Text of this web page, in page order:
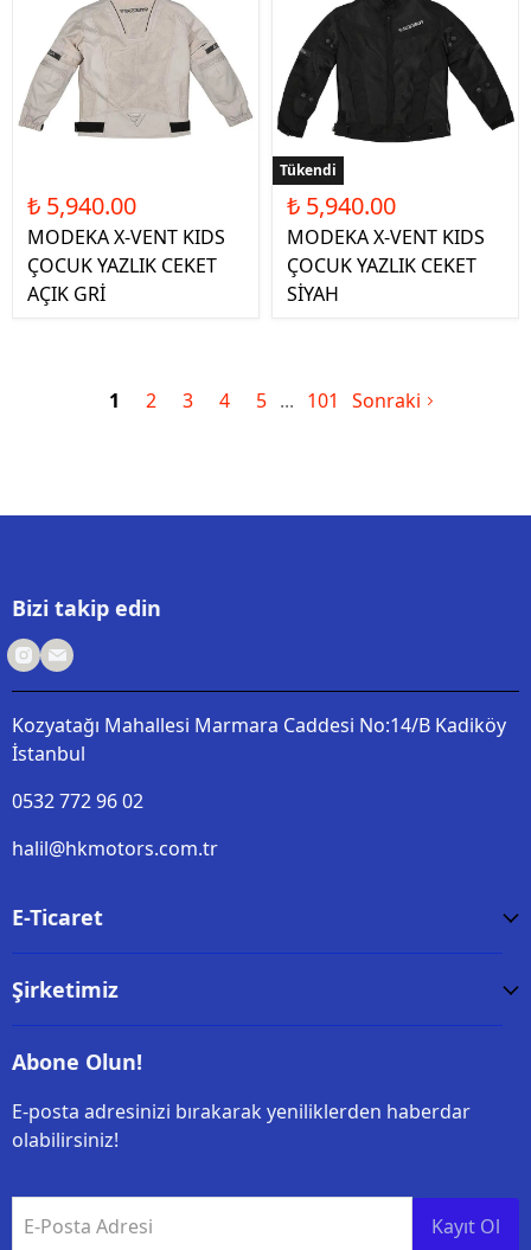
₺ 5,940.00
MODEKA X-VENT KIDS
ÇOCUK YAZLIK CEKET
AÇIK GRİ
Tükendi
₺ 5,940.00
MODEKA X-VENT KIDS
ÇOCUK YAZLIK CEKET
SİYAH
1 2 3 4 5 101 Sonraki
Bizi takip edin
Kozyatağı Mahallesi Marmara Caddesi No:14/B Kadiköy
İstanbul
0532 772 96 02
halil@hkmotors.com.tr
E-Ticaret
Şirketimiz
Abone Olun!
E-posta adresinizi bırakarak yeniliklerden haberdar
olabilirsiniz!
E-Posta Adresi Kayıt Ol